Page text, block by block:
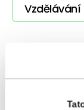
Vzdělávání